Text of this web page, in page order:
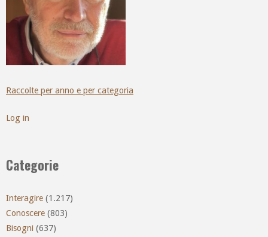
Raccolte per anno e per categoria
Log in
Categorie
Interagire (1.217)
Conoscere (803)
Bisogni (637)